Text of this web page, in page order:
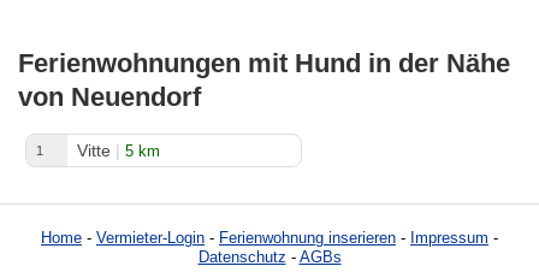
Ferienwohnungen mit Hund in der Nähe
von Neuendorf
1 Vitte | 5 km
Home - Vermieter-Login - Ferienwohnung inserieren - Impressum -
Datenschutz - AGBs